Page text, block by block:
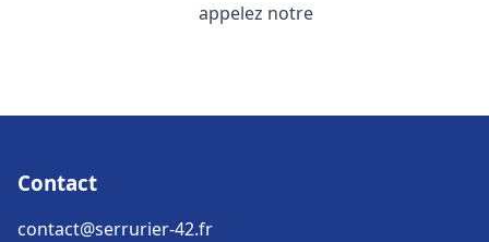
appelez notre
Contact
contact@serrurier-42.fr